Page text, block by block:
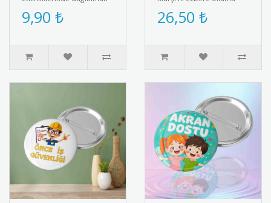
üzere özel olarak
tasarlanmış 8 Mart rozeti.
9,90 ₺
başarısını ödüllendirmek
için özel tasarım madalya.
26,50 ₺